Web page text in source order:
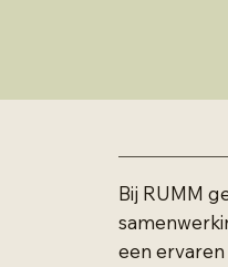
Bij RUMM
een